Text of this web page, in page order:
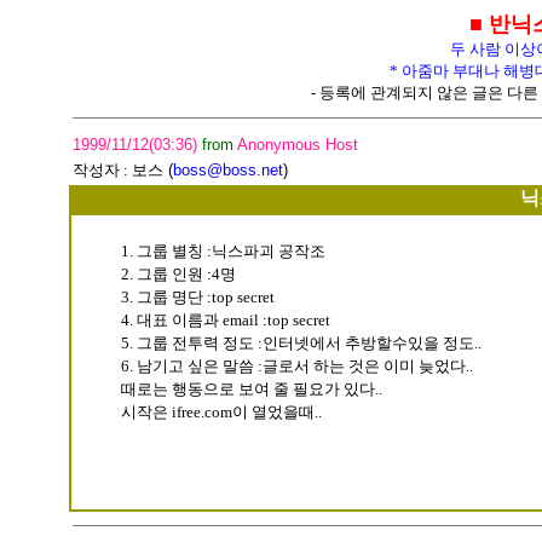
■ 반닉
두 사람 이상
* 아줌마 부대나 해병
- 등록에 관계되지 않은 글은 다
1999/11/12(03:36)from Anonymous Host
작성자 : 보스 (boss@boss.net)
1. 그룹 별칭 :닉스파괴 공작조
2. 그룹 인원 :4명
3. 그룹 명단 :top secret
4. 대표 이름과 email :top secret
5. 그룹 전투력 정도 :인터넷에서 추방할수있을 정도..
6. 남기고 싶은 말씀 :글로서 하는 것은 이미 늦었다..
때로는 행동으로 보여 줄 필요가 있다..
시작은 ifree.com이 열었을때..